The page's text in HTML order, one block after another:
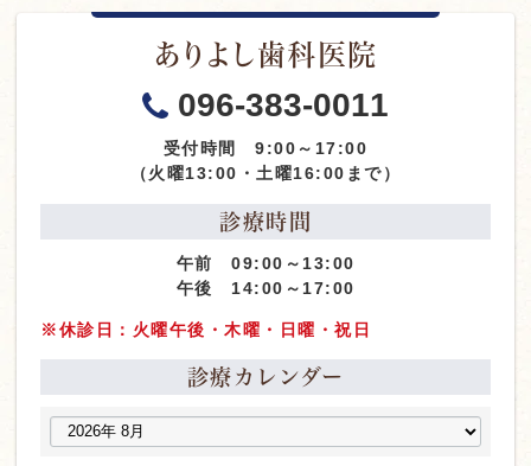
ありよし歯科医院
096-383-0011
受付時間 9:00～17:00
（火曜13:00・土曜16:00まで）
診療時間
午前 09:00～13:00
午後 14:00～17:00
※休診日：火曜午後・木曜・日曜・祝日
診療カレンダー